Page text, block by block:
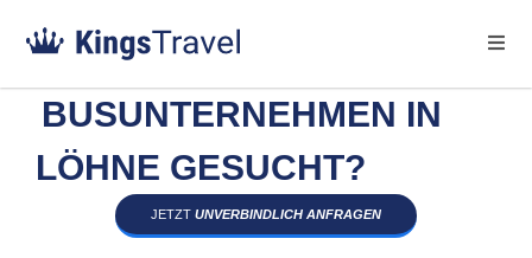
BUSUNTERNEHMEN IN
LÖHNE GESUCHT?
JETZT UNVERBINDLICH ANFRAGEN